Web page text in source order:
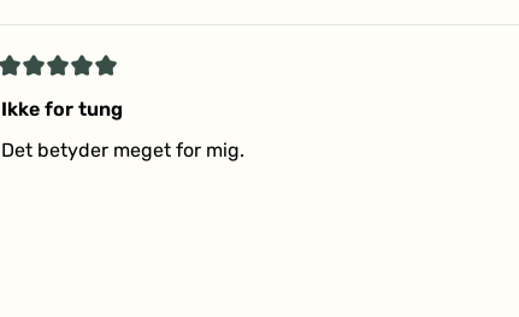
5
af
5
Ikke for tung
Det betyder meget for mig.